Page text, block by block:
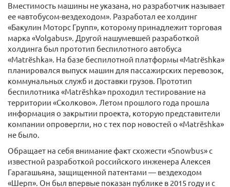
Вместимость машины не указана, но разработчик называет
ее «автобусом-вездеходом». Разработал ее холдинг
«Бакулин Моторс Групп», которому принадлежит торговая
марка «Volgabus». Другой нашумевшей разработкой
холдинга был прототип беспилотного автобуса
«Matrёshka». На базе беспилотной платформы «Matrёshka»
планировался выпуск машин для пассажирских перевозок,
коммунальных служб и доставки грузов. Прототип
беспилотника «Matrёshka» проходил тестирование на
территории «Сколково». Летом прошлого года прошла
информация о закрытии проекта, которую представители
компании опровергли, но с тех пор новостей о «Matrёshka»
не было.
Обращает на себя внимание факт схожести «Snowbus» с
известной разработкой российского инженера Алексея
Гарагашьяна, защищенной патентами — вездеходом
«Шерп». Он был впервые показан публике в 2015 году и с